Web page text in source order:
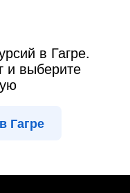
в Гагре.
и выберите
Гагре